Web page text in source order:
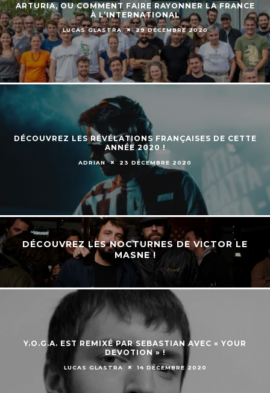
ARTURIA, OU COMMENT FAIRE RAYONNER LA FRANCE
À L’INTERNATIONAL
LUCAS GLASTRA 29 DÉCEMBRE 2020
DÉCOUVREZ LES RÉVÉLATIONS FRANÇAISES DE CETTE
ANNÉE 2020 !
ADRIAN 23 DÉCEMBRE 2020
DÉCOUVREZ LES NOCTURNES DE VICTOR LE
MASNE !
Y.O.G.A. EST REMIXÉ PAR SEBASTIAN AVEC « YOUR
DEVOTION » !
LUCAS GLASTRA 14 DÉCEMBRE 2020